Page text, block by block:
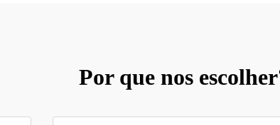
Por que nos